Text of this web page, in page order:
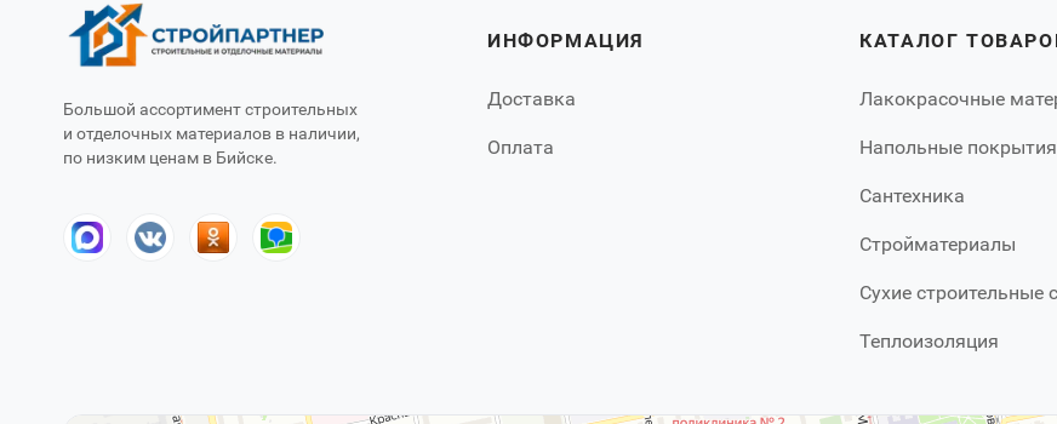
Большой ассортимент строительных
и отделочных материалов в наличии,
по низким ценам в Бийске.
ИНФОРМАЦИЯ
Доставка
Оплата
КАТАЛОГ
Лакокрасочные
Напольные покрытия
Сантехника
Стройматериалы
Сухие строительные
Теплоизоляция